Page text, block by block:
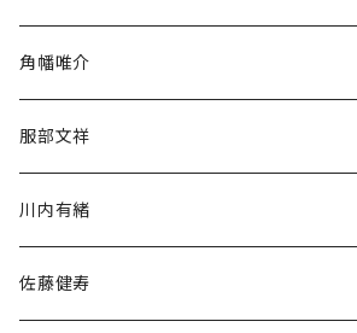
民族・風習
角幡唯介
服部文祥
川内有緒
佐藤健寿